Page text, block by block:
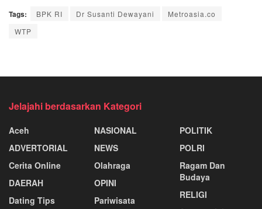
Tags: BPK RI Dr Susanti Dewayani
Metroasia.co
WTP
Jelajahi berdasarkan Kategori
Aceh
ADVERTORIAL
Cerita Online
DAERAH
Dating Tips
NASIONAL
NEWS
Olahraga
OPINI
Pariwisata
POLITIK
POLRI
Ragam Dan
Budaya
RELIGI